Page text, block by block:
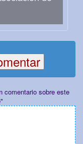
comentario sobre este